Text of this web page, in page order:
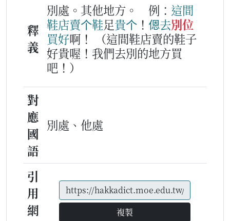
釋
義
別處。其他地方。 例： 這間
鞋店賣个鞋足貴个 ！ 𫣆去別位
買好啊！
（這間鞋店賣的鞋子
好貴喔！我們去別的地方買
吧！）
對
應
國
語
別處、他處
引
用
網
複製